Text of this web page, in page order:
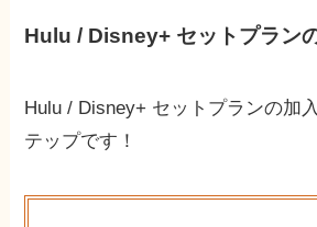
Hulu / Disney+ セットプラン
Hulu / Disney+ セットプランの加
テップです！